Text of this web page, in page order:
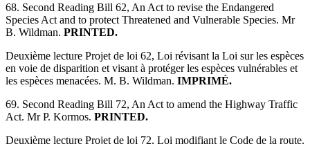
68. Second Reading Bill 62, An Act to revise the Endangered
Species Act and to protect Threatened and Vulnerable Species. Mr
B. Wildman. PRINTED.
Deuxième lecture Projet de loi 62, Loi révisant la Loi sur les espèces
en voie de disparition et visant à protéger les espèces vulnérables et
les espèces menacées. M. B. Wildman. IMPRIMÉ.
69. Second Reading Bill 72, An Act to amend the Highway Traffic
Act. Mr P. Kormos. PRINTED.
Deuxième lecture Projet de loi 72, Loi modifiant le Code de la route.